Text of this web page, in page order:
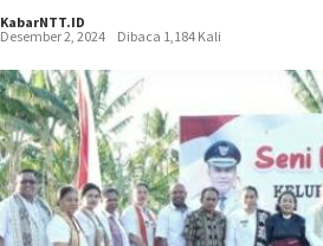
KabarNTT.ID
Desember 2, 2024
Dibaca 1,184 Kali